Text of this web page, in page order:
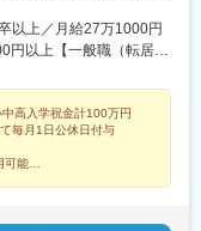
研奈良登美ケ丘駅、橿原
田市駅、田原本駅、天理
、魚崎駅、大石駅、春日
駅、新開地駅、大物駅、
尾・武庫川女子大前
東須磨駅、深江駅(兵庫
浦安駅、上本郷駅、五
沢町〇静岡県・東海工
府東大阪市高井田中〇
町・北九州工場：北九
港川★U・Iターン歓迎
以上／月給27万1000円
円以上【一般職（転居を
験・能力などを考慮の
伴う異動が発生する場合
当（時間外手当は全額
／月給23万6100円以上■
上
高入学祝金計100万円
毎月1日公休日付与
可能